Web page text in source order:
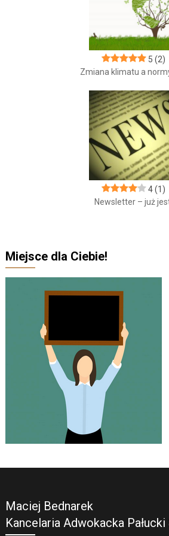
5 (2)
Zmiana klimatu a
4 (1)
Newsletter – już
Miejsce dla Ciebie!
Maciej Bednarek
Kancelaria Adwokacka